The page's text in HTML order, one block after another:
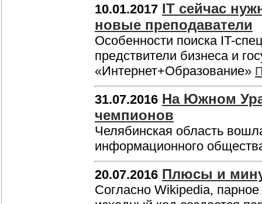
10.01.2017 IT сейчас
новые преподаватели
Особенности поиска IT-
предствители бизнеса и
«Интернет+Образование»
31.07.2016 На Южном
чемпионов
Челябинская область
информационного
20.07.2016 Плюсы и
Согласно Wikipedia,